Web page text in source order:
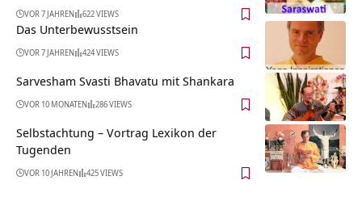
VOR 7 JAHREN 622 VIEWS
Das Unterbewusstsein
VOR 7 JAHREN 424 VIEWS
Sarvesham Svasti Bhavatu mit Shankara
VOR 10 MONATEN 286 VIEWS
Selbstachtung – Vortrag Lexikon der
Tugenden
VOR 10 JAHREN 425 VIEWS